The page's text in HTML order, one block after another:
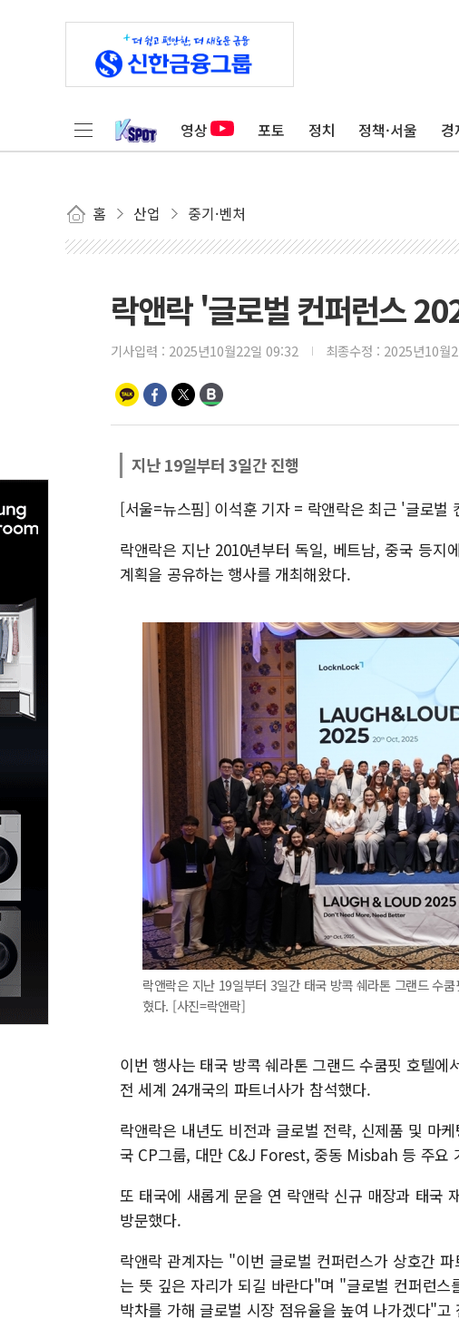
영상 포토 정치 정책·서울 경
홈 산업 중기·벤처
락앤락 '글로벌 컨퍼런스
기사입력 : 2025년10월22일 09:32 최종수정 : 2025년10월
지난 19일부터 3일간 진행
[서울=뉴스핌] 이석훈 기자 = 락앤락은 최근 '글로벌
락앤락은 지난 2010년부터 독일, 베트남, 중국 등지
계획을 공유하는 행사를 개최해왔다.
락앤락은 지난 19일부터 3일간 태국 방콕 쉐라톤 그랜드 수
혔다. [사진=락앤락]
이번 행사는 태국 방콕 쉐라톤 그랜드 수쿰핏 호텔
전 세계 24개국의 파트너사가 참석했다.
락앤락은 내년도 비전과 글로벌 전략, 신제품 및 마
국 CP그룹, 대만 C&J Forest, 중동 Misbah 등 주요
또 태국에 새롭게 문을 연 락앤락 신규 매장과 태국
방문했다.
락앤락 관계자는 "이번 글로벌 컨퍼런스가 상호간
는 뜻 깊은 자리가 되길 바란다"며 "글로벌 컨퍼런
박차를 가해 글로벌 시장 점유율을 높여 나가겠다"고